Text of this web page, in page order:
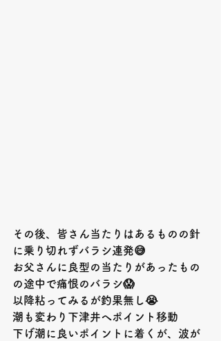
その後、皆さん当たりはあるものの針
に乗り切れずバラシ連発😅
お父さんに良型の当たりがあったもの
の途中で痛恨のバラシ😱
以降粘ってみるが釣果無し😭
潮も変わり下津井へポイント移動
下げ潮に良いポイントに着くが、波が